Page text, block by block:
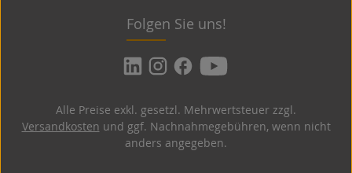
Folgen Sie uns!
Alle Preise exkl. gesetzl. Mehrwertsteuer zzgl.
Versandkosten und ggf. Nachnahmegebühren, wenn nicht
anders angegeben.